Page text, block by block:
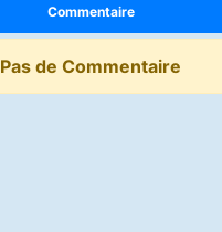
Commentaire
Pas de Commentaire